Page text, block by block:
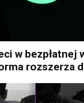
w bezpłatnej
rozszerza